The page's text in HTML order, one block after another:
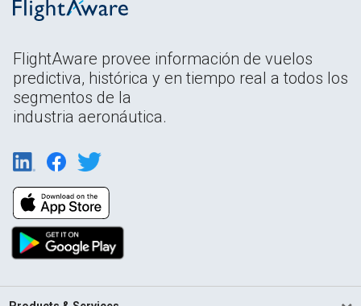
FlightAware provee información de vuelos
predictiva, histórica y en tiempo real a todos los
segmentos de la
industria aeronáutica.